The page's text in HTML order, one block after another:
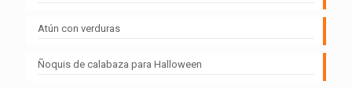
Atún con verduras
Ñoquis de calabaza para Halloween